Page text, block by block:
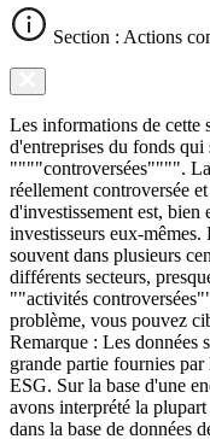
Section : Actions
Les informations de cette
d'entreprises du fonds
""""controversées"""". La
réellement controversée
d'investissement est, bien
investisseurs eux-
souvent dans plusieurs
différents secteurs,
""activités
problème, vous pouvez
Remarque : Les données
grande partie fournies
ESG. Sur la base d'une
avons interprété la
dans la base de données